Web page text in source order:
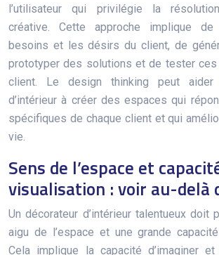
l’utilisateur qui privilégie la
créative. Cette approche implique de
besoins et les désirs du client, de
prototyper des solutions et de tester
client. Le design thinking peut aider
d’intérieur à créer des espaces qui
spécifiques de chaque client et qui
vie.
Sens de l’espace et
visualisation : voir au-delà
Un décorateur d’intérieur talentueux doit
aigu de l’espace et une grande
Cela implique la capacité d’imaginer